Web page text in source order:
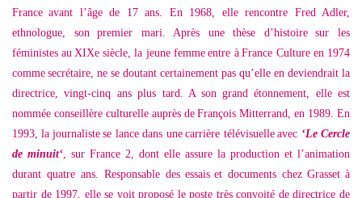
France avant l’âge de 17 ans. En 1968, elle rencontre Fred Adler,
ethnologue, son
premier mari. Après une thèse d’histoire
sur les
féministes au XIXe siècle, la jeune femme entre à France Culture en 1974
comme secrétaire, ne se doutant certainement pas qu’elle en deviendrait la
directrice, vingt-cinq ans plus tard. A son grand étonnement, elle est
nommée conseillère culturelle auprès de François Mitterrand, en 1989. En
1993, la journaliste se lance dans une carrière télévisuelle avec ‘Le Cercle
de minuit‘, sur France 2, dont elle assure la production et l’animation
durant quatre ans. Responsable des essais et documents chez Grasset à
partir de 1997, elle se voit proposé le poste très convoité de directrice de